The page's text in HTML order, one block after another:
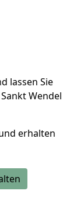
lassen Sie
Wendel
erhalten